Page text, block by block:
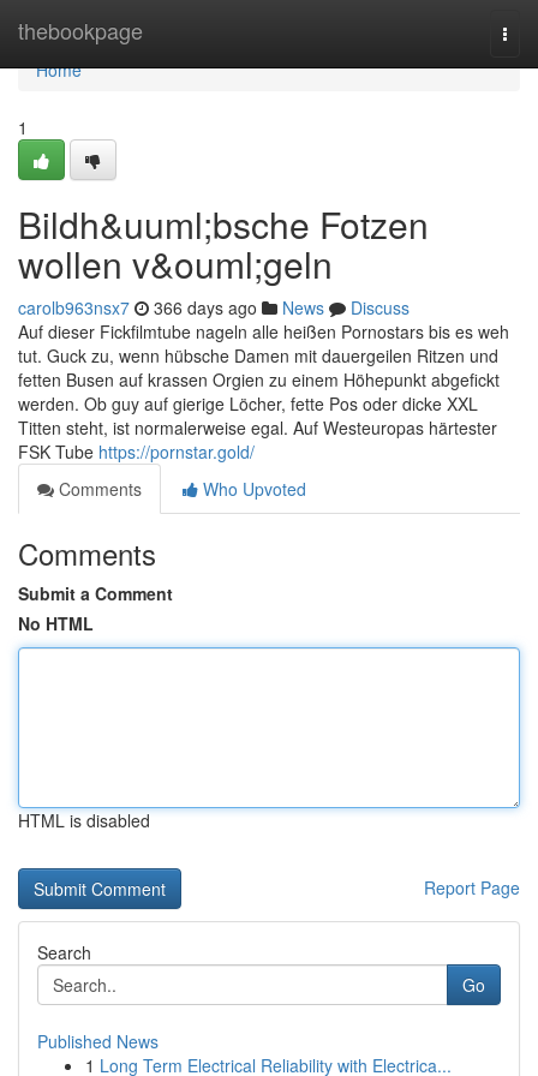
thebookpage
Home
Home
1
Bildh&uuml;bsche Fotzen
wollen v&ouml;geln
carolb963nsx7 366 days ago News
Discuss
Auf dieser Fickfilmtube nageln alle heißen Pornostars bis es weh
tut. Guck zu, wenn hübsche Damen mit dauergeilen Ritzen und
fetten Busen auf krassen Orgien zu einem Höhepunkt abgefickt
werden. Ob guy auf gierige Löcher, fette Pos oder dicke XXL
Titten steht, ist normalerweise egal. Auf Westeuropas härtester
FSK Tube https://pornstar.gold/
Comments
Who Upvoted
Comments
Submit a Comment
No HTML
HTML is disabled
Report Page
Search
Go
Published News
1 Long Term Electrical Reliability with Electrica...